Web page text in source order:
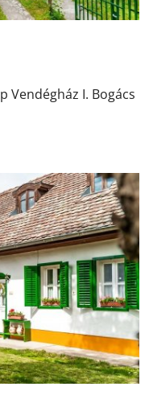
Vendégház I. Bogács